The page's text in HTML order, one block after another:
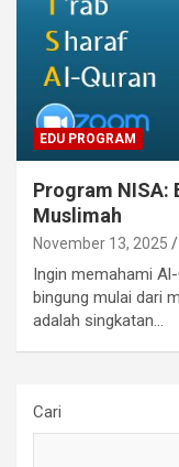
EDU PROGRAM
Program NISA:
Muslimah
November 13, 2025
Ingin memahami
bingung mulai dari
adalah singkatan…
Cari